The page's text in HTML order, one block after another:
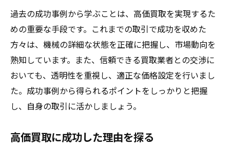
過去の成功事例から学ぶことは、高価買取を実現するた
めの重要な手段です。これまでの取引で成功を収めた
方々は、機械の詳細な状態を正確に把握し、市場動向を
熟知しています。また、信頼できる買取業者との交渉に
おいても、透明性を重視し、適正な価格設定を行いまし
た。成功事例から得られるポイントをしっかりと把握
し、自身の取引に活かしましょう。
高価買取に成功した理由を探る